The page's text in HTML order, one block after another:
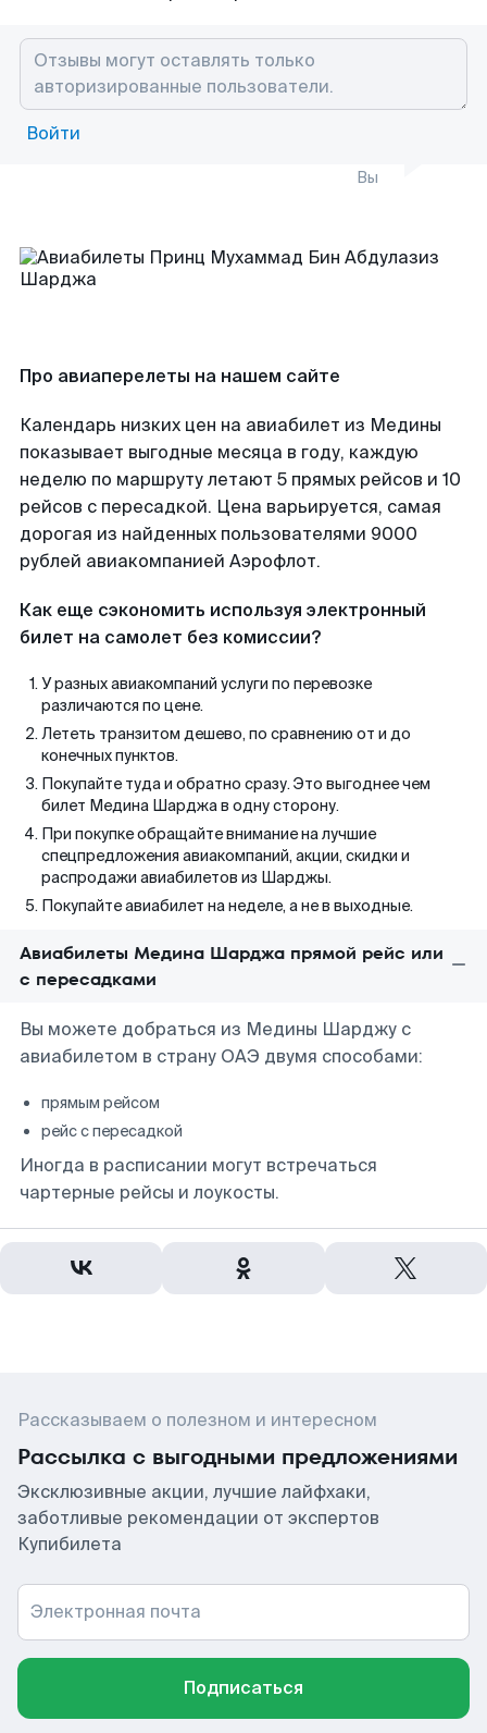
Войти
Вы
Про авиаперелеты на нашем сайте
Календарь низких цен на авиабилет из Медины
показывает выгодные месяца в году, каждую
неделю по маршруту летают 5 прямых рейсов и 10
рейсов с пересадкой. Цена варьируется, самая
дорогая из найденных пользователями 9000
рублей авиакомпанией Аэрофлот.
Как еще сэкономить используя электронный
билет на самолет без комиссии?
У разных авиакомпаний услуги по перевозке
различаются по цене.
Лететь транзитом дешево, по сравнению от и до
конечных пунктов.
Покупайте туда и обратно сразу. Это выгоднее чем
билет Медина Шарджа в одну сторону.
При покупке обращайте внимание на лучшие
спецпредложения авиакомпаний, акции, скидки и
распродажи авиабилетов из Шарджы.
Покупайте авиабилет на неделе, а не в выходные.
Авиабилеты Медина Шарджа прямой рейс или
с пересадками
Вы можете добраться из Медины Шарджу с
авиабилетом в страну ОАЭ двумя способами:
прямым рейсом
рейс с пересадкой
Иногда в расписании могут встречаться
чартерные рейсы и лоукосты.
Рассказываем о полезном и интересном
Рассылка с выгодными предложениями
Эксклюзивные акции, лучшие лайфхаки,
заботливые рекомендации от экспертов
Купибилета
Электронная почта
Подписаться